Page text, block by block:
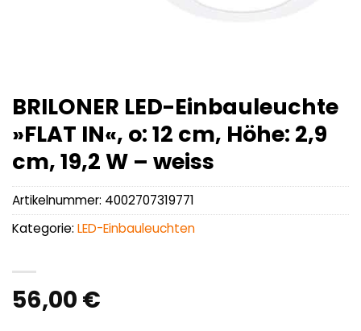
BRILONER LED-Einbauleuchte
»FLAT IN«, o: 12 cm, Höhe: 2,9
cm, 19,2 W – weiss
56,00 €
Artikelnummer: 4002707319771
Kategorie: LED-Einbauleuchten